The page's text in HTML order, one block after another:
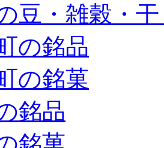
豆・雑穀・
の銘品
の銘菓
銘品